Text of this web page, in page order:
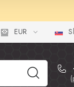
Najčastejšie otázky
EUR